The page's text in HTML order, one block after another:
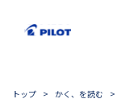
トップ > かく、を読む >